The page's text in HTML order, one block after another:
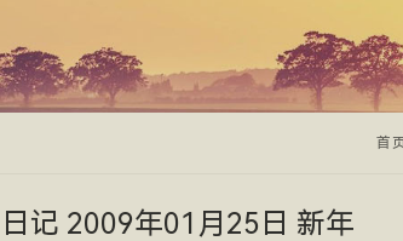
首
日记 2009年01月25日 新年